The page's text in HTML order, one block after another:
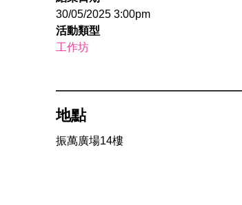
30/05/2025 3:00pm
活動類型
工作坊
地點
振萬廣場14樓